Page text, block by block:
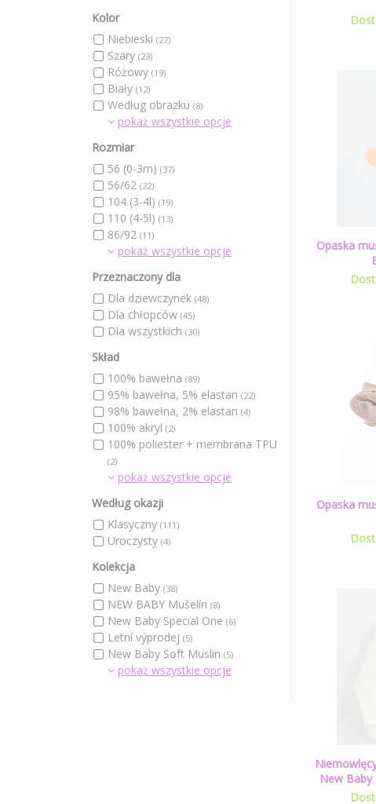
Kolor
Niebieski (27)
Szary (23)
Różowy (19)
Biały (12)
Według obrazku (8)
pokaż wszystkie opcje
Rozmiar
56 (0-3m) (37)
56/62 (22)
104 (3-4l) (19)
110 (4-5l) (13)
86/92 (11)
pokaż wszystkie opcje
Przeznaczony dla
Dla dziewczynek (48)
Dla chłopców (45)
Dla wszystkich (30)
Skład
100% bawełna (89)
95% bawełna, 5% elastan (22)
98% bawełna, 2% elastan (4)
100% akryl (2)
100% poliester + membrana TPU
(2)
pokaż wszystkie opcje
Według okazji
Klasyczny (111)
Uroczysty (4)
Kolekcja
New Baby (38)
NEW BABY Mušelín (8)
New Baby Special One (6)
Letní výprodej (5)
New Baby Soft Muslin (5)
pokaż wszystkie opcje
Opaska
Opaska
New Baby